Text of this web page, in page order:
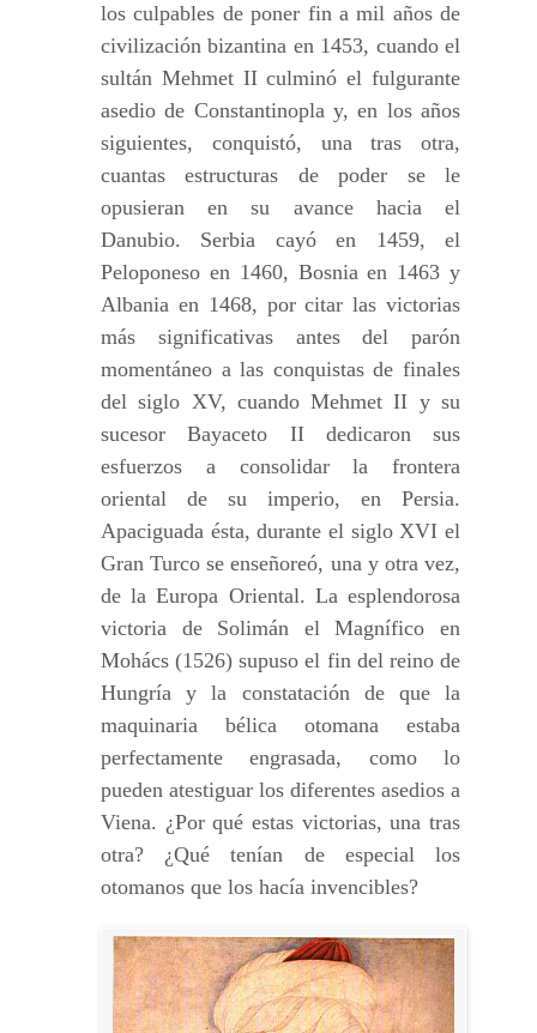
los culpables de poner fin a mil años de
civilización bizantina en 1453, cuando el
sultán Mehmet II culminó el fulgurante
asedio de Constantinopla y, en los años
siguientes, conquistó, una tras otra,
cuantas estructuras de poder se le
opusieran en su avance hacia el
Danubio. Serbia cayó en 1459, el
Peloponeso en 1460, Bosnia en 1463 y
Albania en 1468, por citar las victorias
más significativas antes del parón
momentáneo a las conquistas de finales
del siglo XV, cuando Mehmet II y su
sucesor Bayaceto II dedicaron sus
esfuerzos a consolidar la frontera
oriental de su imperio, en Persia.
Apaciguada ésta, durante el siglo XVI el
Gran Turco se enseñoreó, una y otra vez,
de la Europa Oriental. La esplendorosa
victoria de Solimán el Magnífico en
Mohács (1526) supuso el fin del reino de
Hungría y la constatación de que la
maquinaria bélica otomana estaba
perfectamente engrasada, como lo
pueden atestiguar los diferentes asedios a
Viena. ¿Por qué estas victorias, una tras
otra? ¿Qué tenían de especial los
otomanos que los hacía invencibles?